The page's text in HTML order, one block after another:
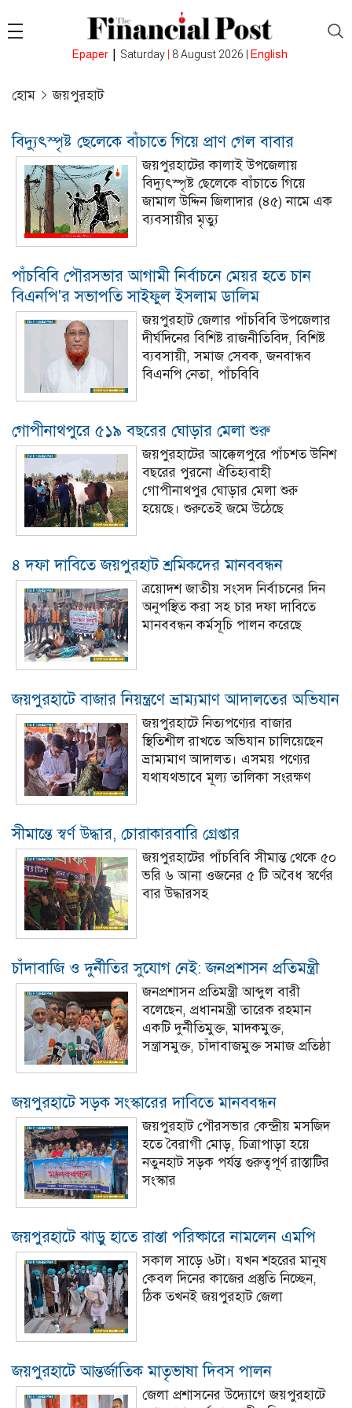
Epaper| Saturday 8 August 2026 | English
হোম জয়পুরহাট
বিদ্যুৎস্পৃষ্ট ছেলেকে বাঁচাতে গিয়ে প্রাণ গেল বাবার
জয়পুরহাটের কালাই উপজেলায়
বিদ্যুৎস্পৃষ্ট ছেলেকে বাঁচাতে গিয়ে
জামাল উদ্দিন জিলাদার (৪৫) নামে এক
ব্যবসায়ীর মৃত্যু
পাঁচবিবি পৌরসভার আগামী নির্বাচনে মেয়র হতে চান
বিএনপি'র সভাপতি সাইফুল ইসলাম ডালিম
জয়পুরহাট জেলার পাঁচবিবি উপজেলার
দীর্ঘদিনের বিশিষ্ট রাজনীতিবিদ, বিশিষ্ট
ব্যবসায়ী, সমাজ সেবক, জনবান্ধব
বিএনপি নেতা, পাঁচবিবি
গোপীনাথপুরে ৫১৯ বছরের ঘোড়ার মেলা শুরু
জয়পুরহাটের আক্কেলপুরে পাঁচশত উনিশ
বছরের পুরনো ঐতিহ্যবাহী
গোপীনাথপুর ঘোড়ার মেলা শুরু
হয়েছে। শুরুতেই জমে উঠেছে
৪ দফা দাবিতে জয়পুরহাট শ্রমিকদের মানববন্ধন
ত্রয়োদশ জাতীয় সংসদ নির্বাচনের দিন
অনুপস্থিত করা সহ চার দফা দাবিতে
মানববন্ধন কর্মসূচি পালন করেছে
জয়পুরহাটে বাজার নিয়ন্ত্রণে ভ্রাম্যমাণ আদালতের অভিযান
জয়পুরহাটে নিত্যপণ্যের বাজার
স্থিতিশীল রাখতে অভিযান চালিয়েছেন
ভ্রাম্যমাণ আদালত। এসময় পণ্যের
যথাযথভাবে মূল্য তালিকা সংরক্ষণ
সীমান্তে স্বর্ণ উদ্ধার, চোরাকারবারি গ্রেপ্তার
জয়পুরহাটের পাঁচবিবি সীমান্ত থেকে ৫০
ভরি ৬ আনা ওজনের ৫ টি অবৈধ স্বর্ণের
বার উদ্ধারসহ
চাঁদাবাজি ও দুর্নীতির সুযোগ নেই: জনপ্রশাসন প্রতিমন্ত্রী
জনপ্রশাসন প্রতিমন্ত্রী আব্দুল বারী
বলেছেন, প্রধানমন্ত্রী তারেক রহমান
একটি দুর্নীতিমুক্ত, মাদকমুক্ত,
সন্ত্রাসমুক্ত, চাঁদাবাজমুক্ত সমাজ প্রতিষ্ঠা
জয়পুরহাটে সড়ক সংস্কারের দাবিতে মানববন্ধন
জয়পুরহাট পৌরসভার কেন্দ্রীয় মসজিদ
হতে বৈরাগী মোড়, চিত্রাপাড়া হয়ে
নতুনহাট সড়ক পর্যন্ত গুরুত্বপূর্ণ রাস্তাটির
সংস্কার
জয়পুরহাটে ঝাড়ু হাতে রাস্তা পরিষ্কারে নামলেন এমপি
সকাল সাড়ে ৬টা। যখন শহরের মানুষ
কেবল দিনের কাজের প্রস্তুতি নিচ্ছেন,
ঠিক তখনই জয়পুরহাট জেলা
জয়পুরহাটে আন্তর্জাতিক মাতৃভাষা দিবস পালন
জেলা প্রশাসনের উদ্যোগে জয়পুরহাটে